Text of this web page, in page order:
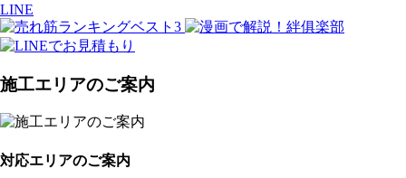
LINE
施工エリアのご案内
対応エリアのご案内